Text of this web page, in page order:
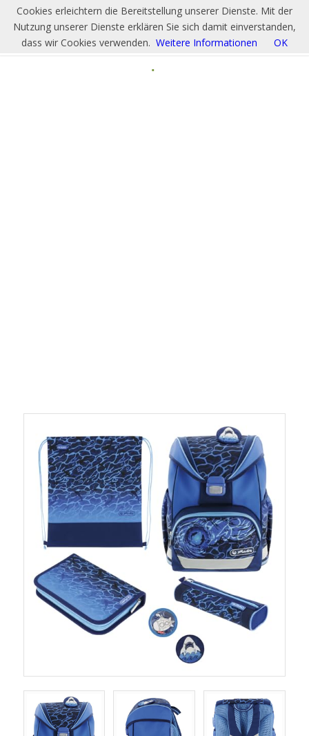
Cookies erleichtern die Bereitstellung unserer Dienste. Mit der
Nutzung unserer Dienste erklären Sie sich damit einverstanden,
dass wir Cookies verwenden. Weitere Informationen OK